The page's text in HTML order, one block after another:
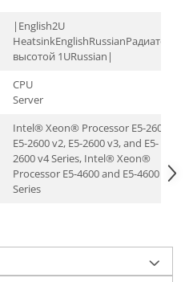
|English2U
HeatsinkEnglishRussianРадиатор
высотой 1URussian|
CPU
Server
Intel® Xeon® Processor E5-2600,
E5-2600 v2, E5-2600 v3, and E5-
2600 v4 Series, Intel® Xeon®
Processor E5-4600 and E5-4600 v2
Series